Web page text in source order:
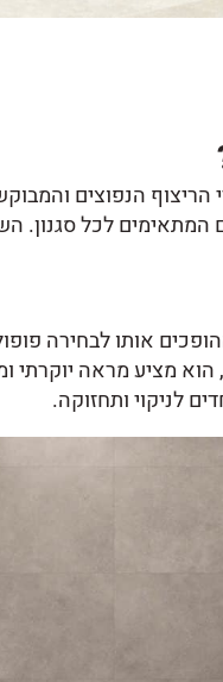
הנפוצים
המתאימים לכל סגנון.
אותו לבחירה
מציע מראה יוקרתי
לניקוי ותחזוקה.